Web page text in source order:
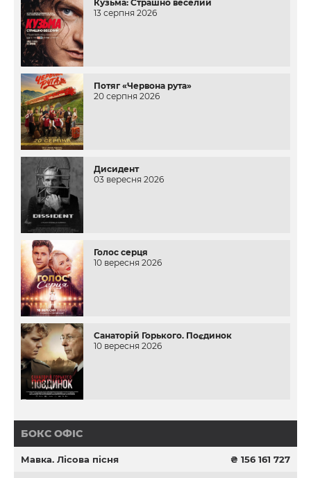
Кузьма: Страшно веселий
13 серпня 2026
Потяг «Червона рута»
20 серпня 2026
Дисидент
03 вересня 2026
Голос серця
10 вересня 2026
Санаторій Горького. Поєдинок
10 вересня 2026
БОКС ОФІС
Мавка. Лісова пісня ₴ 156 161 727